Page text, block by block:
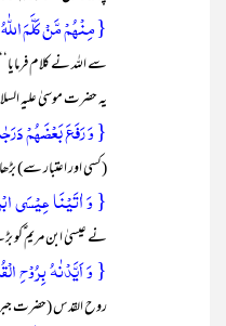
{ مِنۡہُمۡ مَّنۡ کَلَّمَ
سے اللہ نے کلام فرمایا‘‘
یہ حضرت موسیٰ علیہ
{ وَ رَفَعَ بَعۡضَہُمۡ
(کسی اور اعتبار سے)
{ وَ اٰتَیۡنَا عِیۡسَی
نے عیسیٰ ابن مریم ؑکو
{ وَ اَیَّدۡنٰہُ بِرُوۡحِ
روح القدس (حضرت